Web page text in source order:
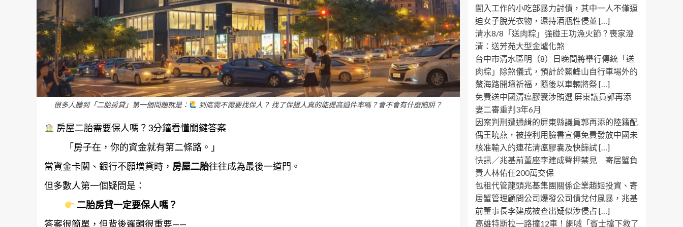
很多人聽到「二胎房貸」第一個問題就是： 到底需不需要找保人？ 找了保證人真的能提高過件率嗎？會不會有什麼陷阱？
房屋二胎需要保人嗎？3分鐘看懂關鍵答案
「房子在，你的資金就有第二條路。」
當資金卡關、銀行不願增貸時， 房屋二胎往往成為最後一道門。
但多數人第一個疑問是：
二胎房貸一定要保人嗎？
答案很簡單，但背後邏輯很重要——
闖入工作的小吃部暴力討債，其中一人不僅逼
迫女子脫光衣物，還持酒瓶性侵並 […]
清水8/8「送肉粽」強碰王功漁火節？喪家澄
清：送芳苑大型金爐化煞
台中市清水區明（8）日晚間將舉行傳統「送
肉粽」除煞儀式，預計於鰲峰山自行車場外的
鰲海路開壇祈福，隨後以車輛將祭 […]
免費送中國清瘟膠囊涉賄選 屏東議員郭再添
妻二審重判3年6月
因案判刑遭通緝的屏東縣議員郭再添的陸籍配
偶王曉燕，被控利用臉書宣傳免費發放中國未
核准輸入的連花清瘟膠囊及快篩試 […]
快訊／兆基前董座李建成聲押禁見 寄居蟹負
責人林佑任200萬交保
包租代管龍頭兆基集團關係企業趙姬投資、寄
居蟹管理顧問公司爆發公司債兌付風暴，兆基
前董事長李建成被查出疑似涉侵占 […]
高雄特斯拉一路撞12車！網喊「賓士擋下救了